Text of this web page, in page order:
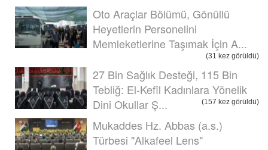
Oto Araçlar Bölümü, Gönüllü
Heyetlerin Personelini
Memleketlerine Taşımak İçin A...
(31 kez görüldü)
27 Bin Sağlık Desteği, 115 Bin
Tebliğ: El-Kefîl Kadınlara Yönelik
Dini Okullar Ş...
(157 kez görüldü)
Mukaddes Hz. Abbas (a.s.)
Türbesi "Alkafeel Lens"